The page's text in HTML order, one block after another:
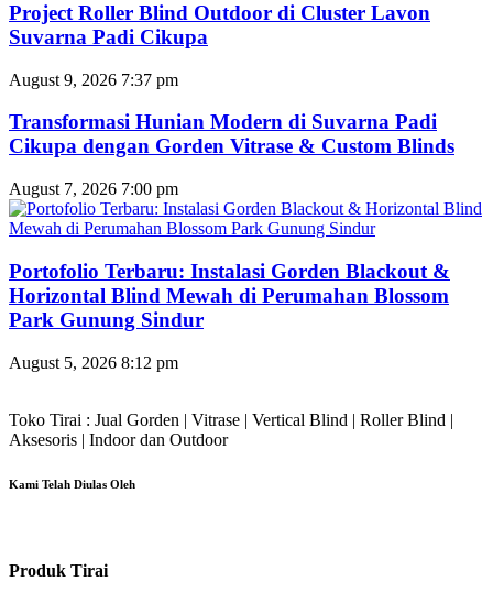
Project Roller Blind Outdoor di Cluster Lavon
Suvarna Padi Cikupa
August 9, 2026 7:37 pm
Transformasi Hunian Modern di Suvarna Padi
Cikupa dengan Gorden Vitrase & Custom Blinds
August 7, 2026 7:00 pm
Portofolio Terbaru: Instalasi Gorden Blackout &
Horizontal Blind Mewah di Perumahan Blossom
Park Gunung Sindur
August 5, 2026 8:12 pm
Toko Tirai : Jual Gorden | Vitrase | Vertical Blind | Roller Blind |
Aksesoris | Indoor dan Outdoor
Kami Telah Diulas Oleh
Produk Tirai